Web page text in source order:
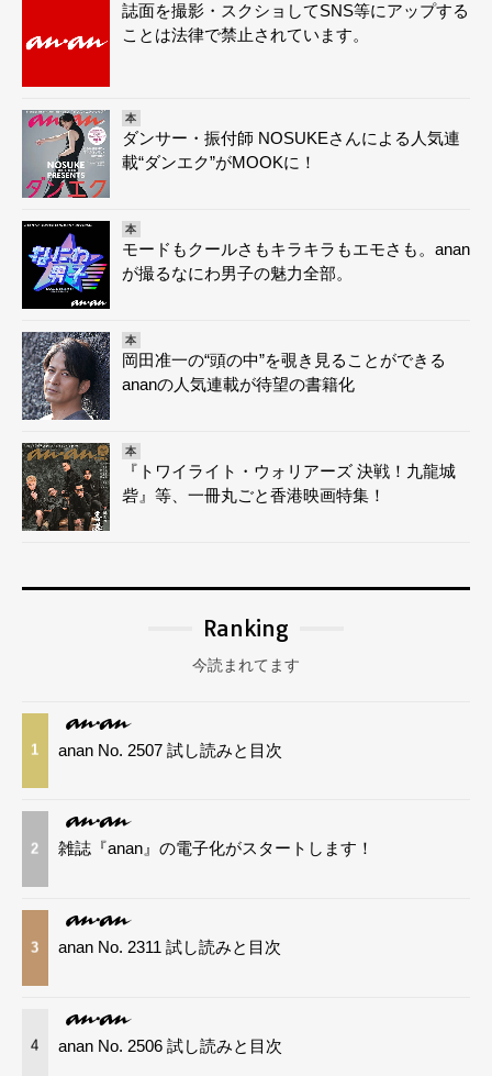
誌面を撮影・スクショしてSNS等にアップする
ことは法律で禁止されています。
本
ダンサー・振付師 NOSUKEさんによる人気連
載“ダンエク”がMOOKに！
本
モードもクールさもキラキラもエモさも。anan
が撮るなにわ男子の魅力全部。
本
岡田准一の“頭の中”を覗き見ることができる
ananの人気連載が待望の書籍化
本
『トワイライト・ウォリアーズ 決戦！九龍城
砦』等、一冊丸ごと香港映画特集！
Ranking
今読まれてます
1 anan No. 2507 試し読みと目次
2 雑誌『anan』の電子化がスタートします！
3 anan No. 2311 試し読みと目次
4 anan No. 2506 試し読みと目次